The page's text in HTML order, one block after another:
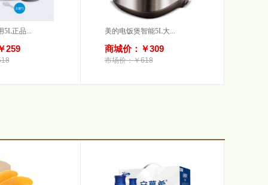
5L正品...
259
美的电饭煲智能5L大...
商城价：￥309
市场价：￥618